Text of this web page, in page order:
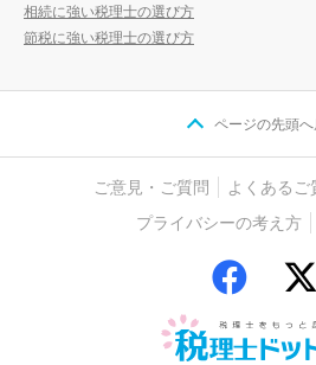
相続に強い税理士の選び方
節税に強い税理士の選び方
ページの先頭へ
ご意見・ご質問 よくあるご
プライバシーの考え方